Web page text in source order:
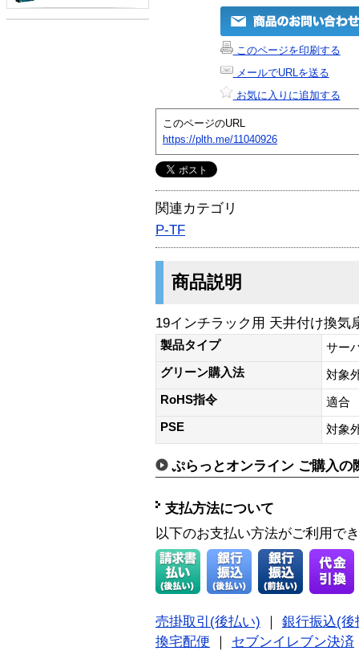
このページを印刷する
メールでURLを送る
お気に入りに追加する
このページのURL
https://plth.me/11040926
関連カテゴリ
P-TF
商品説明
19インチラック用 天井付け換気
製品タイプ
サー
グリーン購入法
対象
RoHS指令
適合
PSE
対象
ぷらっとオンライン ご購入の
支払方法について
以下のお支払い方法がご利用で
売掛取引(後払い)
銀行振込(後
換宅配便
セブンイレブン決済